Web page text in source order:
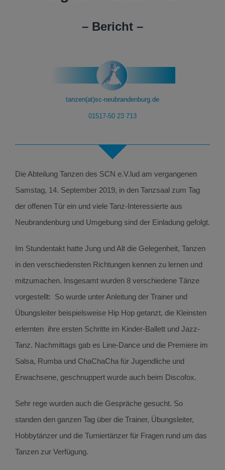
– Bericht –
tanzen(at)sc-neubrandenburg.de
01517-50 23 713
Die Abteilung Tanzen des SCN e.V.lud am vergangenen
Samstag, 14. September 2019, in den Tanzsaal zum Tag
der offenen Tür ein und viele Tanz-Interessierte aus
Neubrandenburg und Umgebung sind der Einladung gefolgt.
Im Stundentakt hatte Jung und Alt die Gelegenheit, Tanzen
in den verschiedensten Richtungen kennen zu lernen und
mitzumachen. Insgesamt wurden 8 verschiedene Tänze
vorgestellt: So wurde unter Anleitung der Trainer und
Übungsleiter beispielsweise Hip Hop getanzt, die Kleinsten
erlernten ihre ersten Schritte im Kinder-Ballett und Jazz-
Tanz. Nachmittags gab es Line-Dance und die Premiere im
Salsa, Rumba und ChaChaCha für Jugendliche und
Erwachsene, geschnuppert wurde auch beim Discofox.
Sehr rege wurden auch die Gespräche gesucht. So
standen den ganzen Tag über die Trainer, Übungsleiter,
Hobbytänzer und die Turniertänzer für Fragen rund um das
Tanzen zur Verfügung.